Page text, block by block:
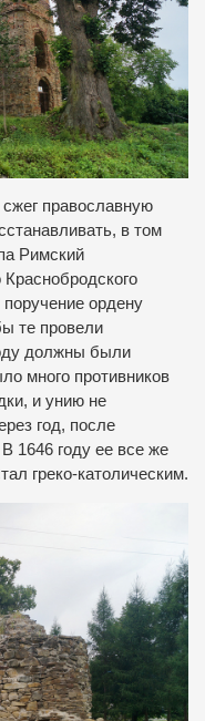
сжег православную
в том
Римский
ордену
те провели
должны были
много противников
и унию не
год, после
1646 году ее все же
греко-католическим.